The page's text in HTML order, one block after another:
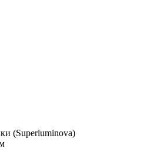
(Superluminova)